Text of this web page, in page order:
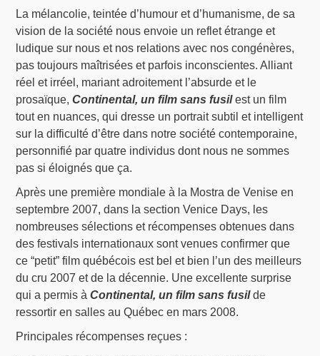
La mélancolie, teintée d’humour et d’humanisme, de sa
vision de la société nous envoie un reflet étrange et
ludique sur nous et nos relations avec nos congénères,
pas toujours maîtrisées et parfois inconscientes. Alliant
réel et irréel, mariant adroitement l’absurde et le
prosaïque,Continental, un film sans fusilest un film
tout en nuances, qui dresse un portrait subtil et intelligent
sur la difficulté d’être dans notre société contemporaine,
personnifié par quatre individus dont nous ne sommes
pas si éloignés que ça.
Après une première mondiale à la Mostra de Venise en
septembre 2007, dans la section Venice Days, les
nombreuses sélections et récompenses obtenues dans
des festivals internationaux sont venues confirmer que
ce “petit” film québécois est bel et bien l’un des meilleurs
du cru 2007 et de la décennie. Une excellente surprise
qui a permis àContinental, un film sans fusilde
ressortir en salles au Québec en mars 2008.
Principales récompenses reçues :